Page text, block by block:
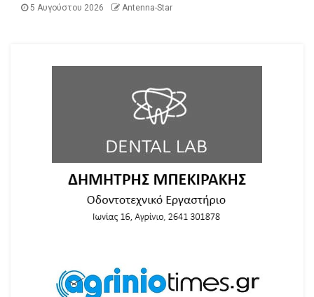
5 Αυγούστου 2026 Antenna-Star